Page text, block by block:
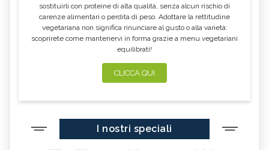
sostituirli con proteine di alta qualità, senza alcun rischio di
carenze alimentari o perdita di peso. Adottare la rettitudine
vegetariana non significa rinunciare al gusto o alla varietà:
scoprirete come mantenervi in forma grazie a menu vegetariani
equilibrati!
CLICCA QUI
I nostri speciali